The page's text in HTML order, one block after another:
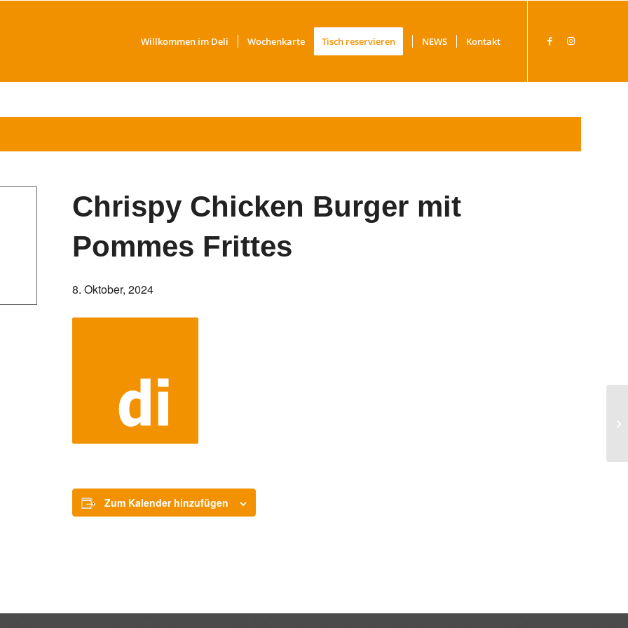
Willkommen im Deli Wochenkarte Tisch reservieren NEWS Kontakt
Chrispy Chicken Burger mit
Pommes Frittes
8. Oktober, 2024
Zum Kalender hinzufügen